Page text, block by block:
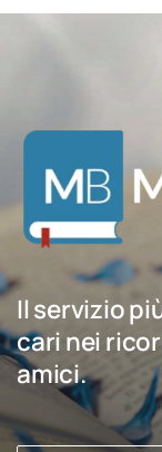
Il servizio
cari nei
amici.